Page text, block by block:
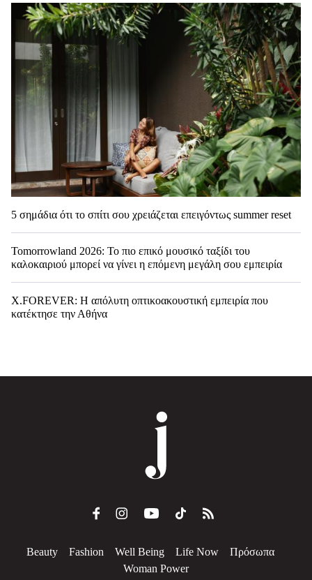
5 σημάδια ότι το σπίτι σου χρειάζεται επειγόντως summer reset
Tomorrowland 2026: Το πιο επικό μουσικό ταξίδι του
καλοκαιριού μπορεί να γίνει η επόμενη μεγάλη σου εμπειρία
X.FOREVER: Η απόλυτη οπτικοακουστική εμπειρία που
κατέκτησε την Αθήνα
Beauty Fashion Well Being Life Now
Πρόσωπα
Woman Power